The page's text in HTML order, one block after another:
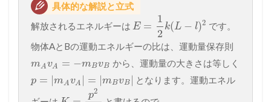
具体的な解説と立式
解放されるエネルギーは E =
1
2
k(L − l)2 です。
物体AとBの運動エネルギーの比は、運動量保存則
mAvA = −mBvB から、運動量の大きさは等しく
p = |mAvA | = |mBvB | となります。運動エネル
p2